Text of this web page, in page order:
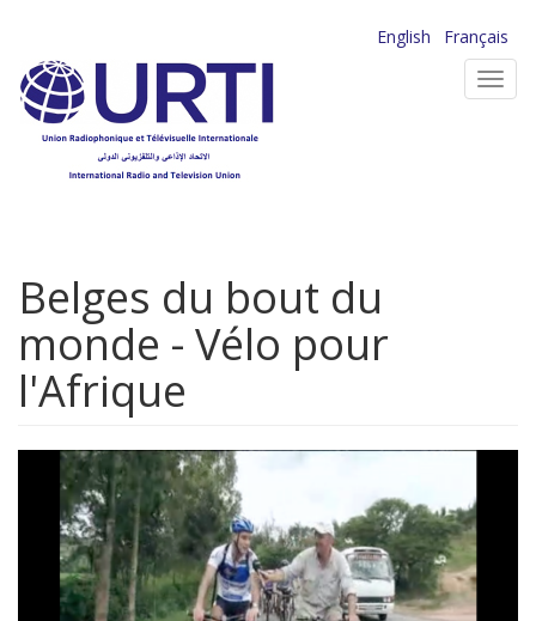
contenu
principal
English
Français
Belges du bout du
monde - Vélo pour
l'Afrique